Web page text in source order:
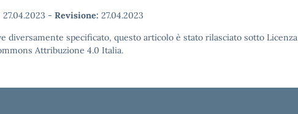
27.04.2023 - Revisione: 27.04.2023
diversamente specificato, questo articolo è stato rilasciato sotto Licenza
Attribuzione 4.0 Italia.